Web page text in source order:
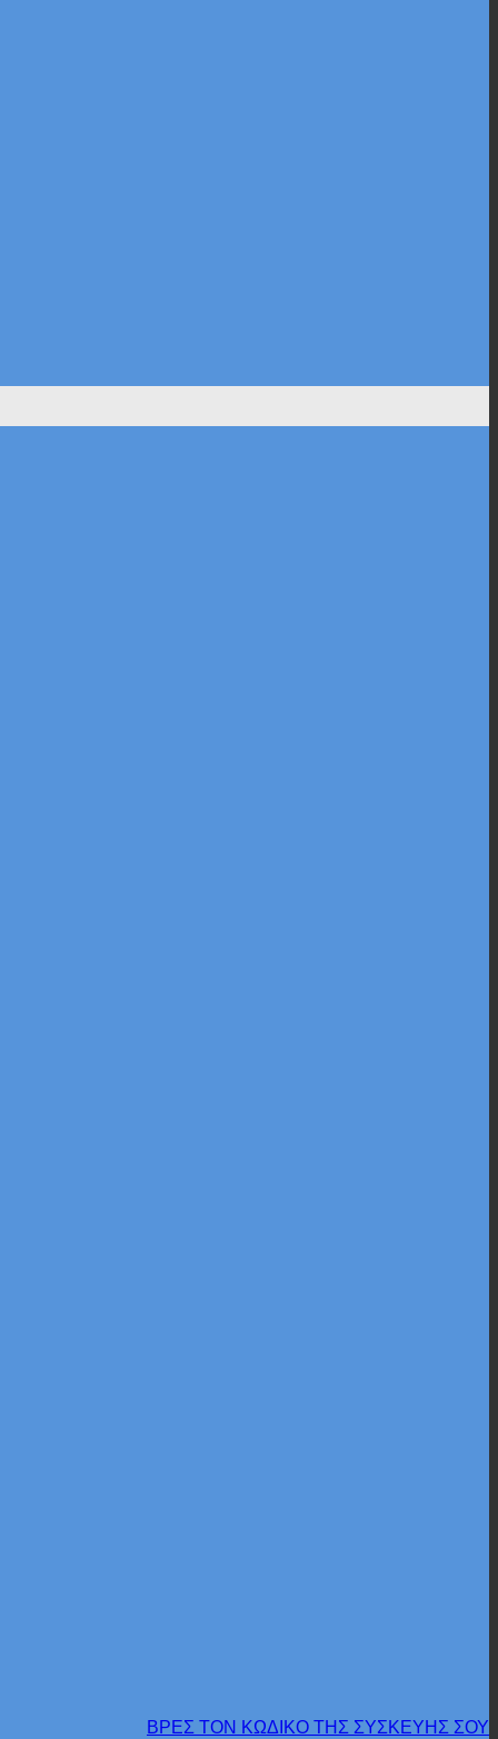
ΒΡΕΣ ΤΟΝ ΚΩΔΙΚΟ ΤΗΣ ΣΥΣΚΕΥΗΣ ΣΟΥ